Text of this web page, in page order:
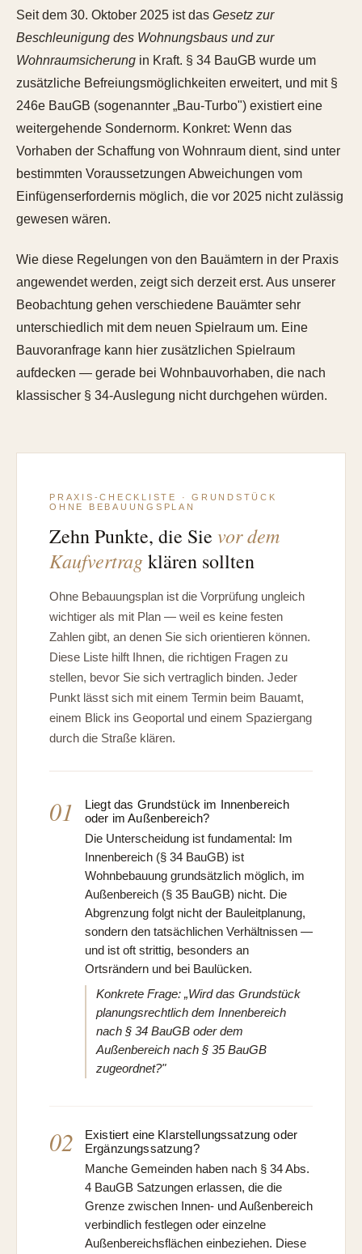
Seit dem 30. Oktober 2025 ist das Gesetz zur
Beschleunigung des Wohnungsbaus und zur
Wohnraumsicherung in Kraft. § 34 BauGB wurde um
zusätzliche Befreiungsmöglichkeiten erweitert, und mit §
246e BauGB (sogenannter „Bau-Turbo") existiert eine
weitergehende Sondernorm. Konkret: Wenn das
Vorhaben der Schaffung von Wohnraum dient, sind unter
bestimmten Voraussetzungen Abweichungen vom
Einfügenserfordernis möglich, die vor 2025 nicht zulässig
gewesen wären.
Wie diese Regelungen von den Bauämtern in der Praxis
angewendet werden, zeigt sich derzeit erst. Aus unserer
Beobachtung gehen verschiedene Bauämter sehr
unterschiedlich mit dem neuen Spielraum um. Eine
Bauvoranfrage kann hier zusätzlichen Spielraum
aufdecken — gerade bei Wohnbauvorhaben, die nach
klassischer § 34-Auslegung nicht durchgehen würden.
PRAXIS-CHECKLISTE · GRUNDSTÜCK
OHNE BEBAUUNGSPLAN
Zehn Punkte, die Sie vor dem
Kaufvertragklären sollten
Ohne Bebauungsplan ist die Vorprüfung ungleich
wichtiger als mit Plan — weil es keine festen
Zahlen gibt, an denen Sie sich orientieren können.
Diese Liste hilft Ihnen, die richtigen Fragen zu
stellen, bevor Sie sich vertraglich binden. Jeder
Punkt lässt sich mit einem Termin beim Bauamt,
einem Blick ins Geoportal und einem Spaziergang
durch die Straße klären.
01
Liegt das Grundstück im Innenbereich
oder im Außenbereich?
Die Unterscheidung ist fundamental: Im
Innenbereich (§ 34 BauGB) ist
Wohnbebauung grundsätzlich möglich, im
Außenbereich (§ 35 BauGB) nicht. Die
Abgrenzung folgt nicht der Bauleitplanung,
sondern den tatsächlichen Verhältnissen —
und ist oft strittig, besonders an
Ortsrändern und bei Baulücken.
Konkrete Frage: „Wird das Grundstück
planungsrechtlich dem Innenbereich
nach § 34 BauGB oder dem
Außenbereich nach § 35 BauGB
zugeordnet?"
02
Existiert eine Klarstellungssatzung oder
Ergänzungssatzung?
Manche Gemeinden haben nach § 34 Abs.
4 BauGB Satzungen erlassen, die die
Grenze zwischen Innen- und Außenbereich
verbindlich festlegen oder einzelne
Außenbereichsflächen einbeziehen. Diese